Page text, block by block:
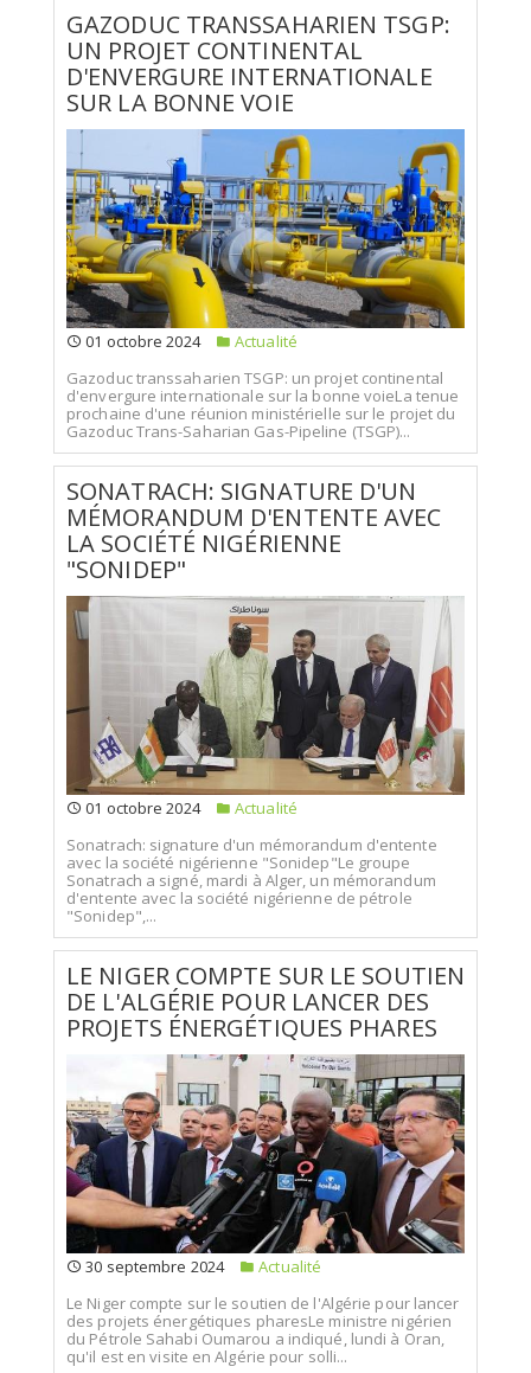
GAZODUC TRANSSAHARIEN TSGP:
UN PROJET CONTINENTAL
D'ENVERGURE INTERNATIONALE
SUR LA BONNE VOIE
01 octobre 2024
Actualité
Gazoduc transsaharien TSGP: un projet continental
d'envergure internationale sur la bonne voieLa tenue
prochaine d'une réunion ministérielle sur le projet du
Gazoduc Trans-Saharian Gas-Pipeline (TSGP)...
SONATRACH: SIGNATURE D'UN
MÉMORANDUM D'ENTENTE AVEC
LA SOCIÉTÉ NIGÉRIENNE
"SONIDEP"
01 octobre 2024
Actualité
Sonatrach: signature d'un mémorandum d'entente
avec la société nigérienne "Sonidep"Le groupe
Sonatrach a signé, mardi à Alger, un mémorandum
d'entente avec la société nigérienne de pétrole
"Sonidep",...
LE NIGER COMPTE SUR LE SOUTIEN
DE L'ALGÉRIE POUR LANCER DES
PROJETS ÉNERGÉTIQUES PHARES
30 septembre 2024
Actualité
Le Niger compte sur le soutien de l'Algérie pour lancer
des projets énergétiques pharesLe ministre nigérien
du Pétrole Sahabi Oumarou a indiqué, lundi à Oran,
qu'il est en visite en Algérie pour solli...